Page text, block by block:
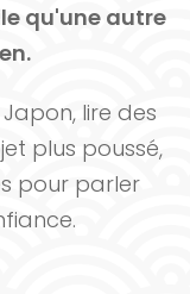
qu'une autre
lire des
plus poussé,
pour parler